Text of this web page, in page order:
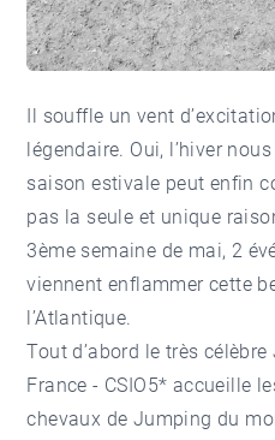
Il souffle un vent
légendaire. Oui, l’hiver
saison estivale peut enfin
pas la seule et unique
3ème semaine de mai, 2
viennent enflammer cette
l’Atlantique.
Tout d’abord le très
France - CSIO5* accueille
chevaux de Jumping du